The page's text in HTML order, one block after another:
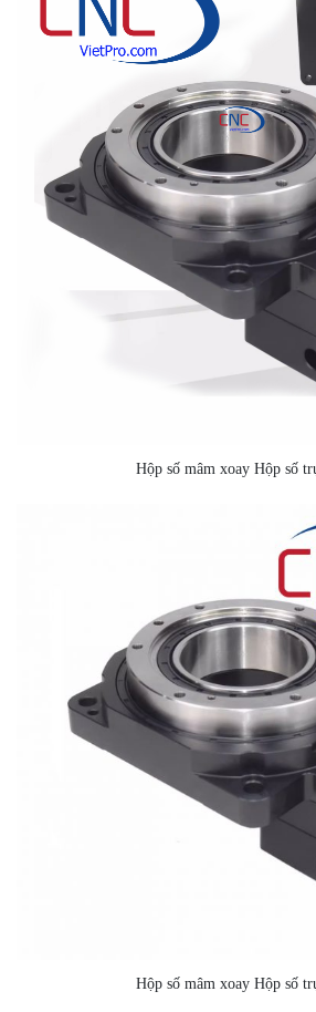
Hộp số mâm xoay Hộp số
Hộp số mâm xoay Hộp số